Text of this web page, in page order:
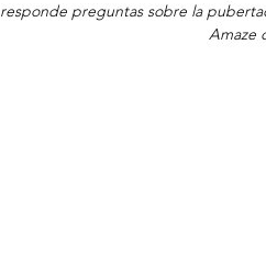
responde preguntas sobre la
Amaze